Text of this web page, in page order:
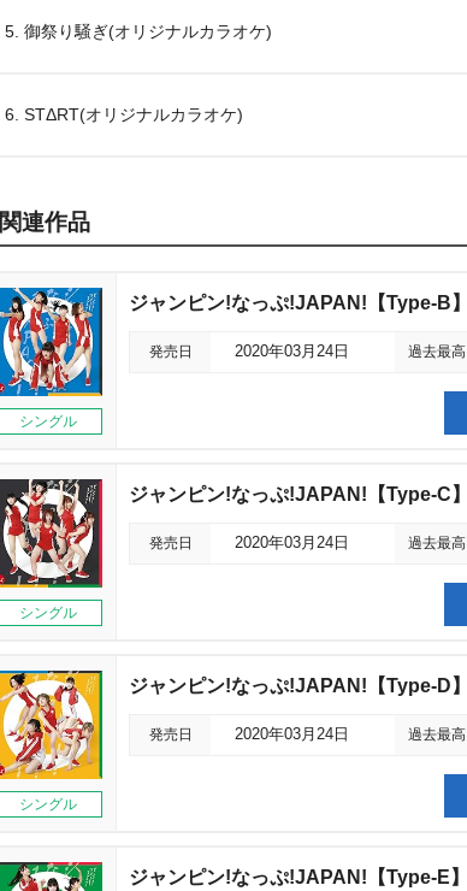
5. 御祭り騒ぎ(オリジナルカラオケ)
6. STΔRT(オリジナルカラオケ)
関連作品
シングル
ジャンピン!なっぷ!JAPAN!【Type-B】
発売日 2020年03月24日 過去最高
シングル
ジャンピン!なっぷ!JAPAN!【Type-C】
発売日 2020年03月24日 過去最高
シングル
ジャンピン!なっぷ!JAPAN!【Type-D】
発売日 2020年03月24日 過去最高
ジャンピン!なっぷ!JAPAN!【Type-E】